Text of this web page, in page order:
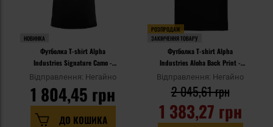
НОВИНКА
Футболка T-shirt Alpha
Industries Signature Camo -
Black
Відправлення: Негайно
1 804,45 грн
ДО КОШИКА
РОЗПРОДАЖ
ЗАКІНЧЕННЯ ТОВАРУ
Футболка T-shirt Alpha
Industries Aloha Back Print -
Black
Відправлення: Негайно
1 383,27 грн
2 045,61 грн